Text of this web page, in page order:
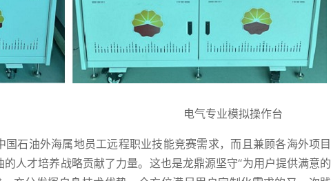
装置台 电气专业模拟操作台
石油外海属地员工远程职业技能竞赛需求，而且兼顾各海外项目
人才培养战略贡献了力量。这也是龙鼎源坚守“为用户提供满意的